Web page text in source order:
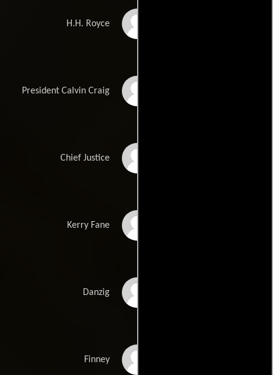
H.H. Royce
President Calvin Craig
Chief Justice
Kerry Fane
Danzig
Finney